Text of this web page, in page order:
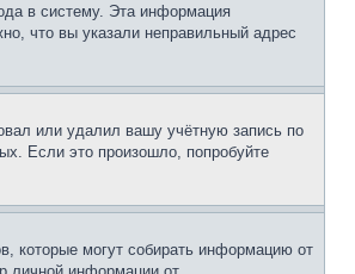
в систему. Эта информация
что вы указали неправильный адрес
или удалил вашу учётную запись по
Если это произошло, попробуйте
которые могут собирать информацию от